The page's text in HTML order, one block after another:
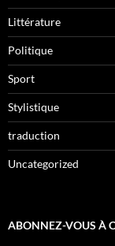
Littérature
Politique
Sport
Stylistique
traduction
Uncategorized
ABONNEZ-VOUS À